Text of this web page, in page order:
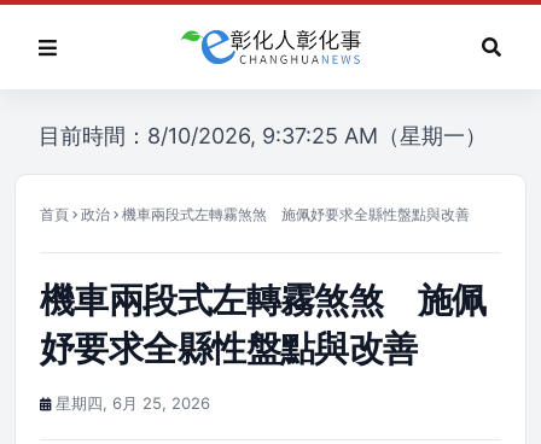
目前時間：8/10/2026, 9:37:25 AM（星期一）
首頁 政治 機車兩段式左轉霧煞煞 施佩妤要求全縣性盤點與改善
機車兩段式左轉霧煞煞 施佩
妤要求全縣性盤點與改善
星期四, 6月 25, 2026